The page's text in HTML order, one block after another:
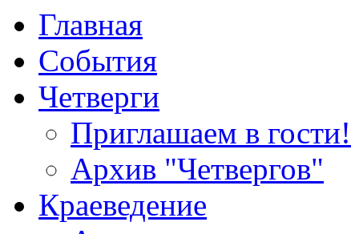
Главная
События
Четверги
Приглашаем в гости!
Архив "Четвергов"
Краеведение